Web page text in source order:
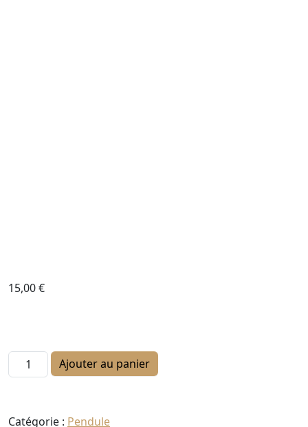
15,00€
quantité de Pendule Spiral-Radiesthésie
Ajouter au panier
Catégorie : Pendule